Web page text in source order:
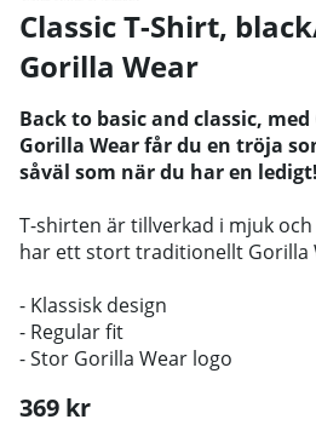
Classic T-Shirt,
Gorilla Wear
Back to basic and classic,
Gorilla Wear får du en tröja
såväl som när du har en ledigt!
T-shirten är tillverkad i mjuk
har ett stort traditionellt Gorilla
- Klassisk design
- Regular fit
- Stor Gorilla Wear logo
369 kr